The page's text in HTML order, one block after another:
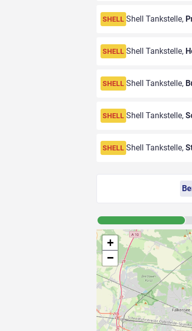
SHELL Shell Tankstelle,
SHELL Shell Tankstelle,
SHELL Shell Tankstelle,
SHELL Shell Tankstelle,
SHELL Shell Tankstelle,
+
−